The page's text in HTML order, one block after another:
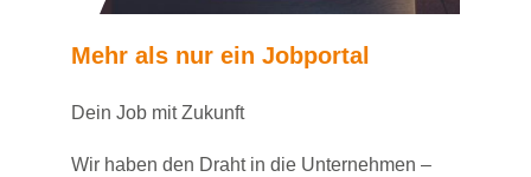
Mehr als nur ein Jobportal
Dein Job mit Zukunft
Wir haben den Draht in die Unternehmen –